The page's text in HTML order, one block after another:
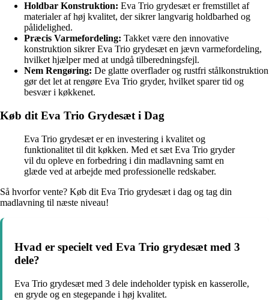
Holdbar Konstruktion: Eva Trio grydesæt er fremstillet af
materialer af høj kvalitet, der sikrer langvarig holdbarhed og
pålidelighed.
Præcis Varmefordeling: Takket være den innovative
konstruktion sikrer Eva Trio grydesæt en jævn varmefordeling,
hvilket hjælper med at undgå tilberedningsfejl.
Nem Rengøring: De glatte overflader og rustfri stålkonstruktion
gør det let at rengøre Eva Trio gryder, hvilket sparer tid og
besvær i køkkenet.
Køb dit Eva Trio Grydesæt i Dag
Eva Trio grydesæt er en investering i kvalitet og
funktionalitet til dit køkken. Med et sæt Eva Trio gryder
vil du opleve en forbedring i din madlavning samt en
glæde ved at arbejde med professionelle redskaber.
Så hvorfor vente? Køb dit Eva Trio grydesæt i dag og tag din
madlavning til næste niveau!
Hvad er specielt ved Eva Trio grydesæt med 3
dele?
Eva Trio grydesæt med 3 dele indeholder typisk en kasserolle,
en gryde og en stegepande i høj kvalitet.